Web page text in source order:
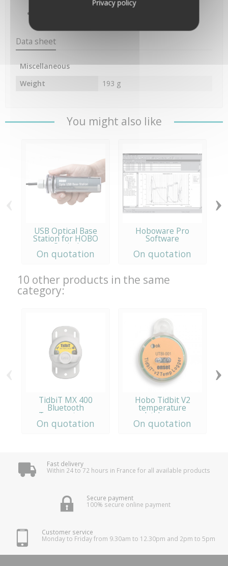
Data sheet
Miscellaneous
Weight
193 g
You might also like
USB Optical Base
Station for HOBO
Optical
On quotation
Hoboware Pro
Software
On quotation
›
10 other products in the same
category:
TidbiT MX 400
Bluetooth
Temperature...
On quotation
Hobo Tidbit V2
temperature
datalogger
On quotation
›
Fast delivery
Within 24 to 72 hours in France for all available products
Secure payment
100% secure online payment
Customer service
Monday to Friday from 9.30am to 12.30pm and 2pm to 5pm
Privacy policy